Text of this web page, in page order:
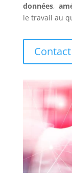
données,
le travail au
Contact